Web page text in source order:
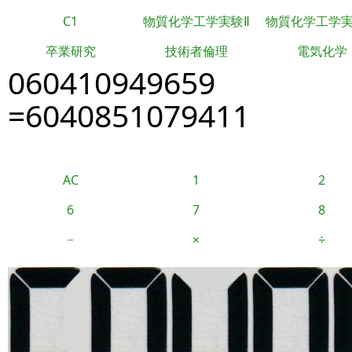
C1 物質化学工学実験Ⅱ
物質化学工学
卒業研究
技術者倫理 電気化学
060410949659
=6040851079411
AC 1
2
6
7
8
−
× ÷